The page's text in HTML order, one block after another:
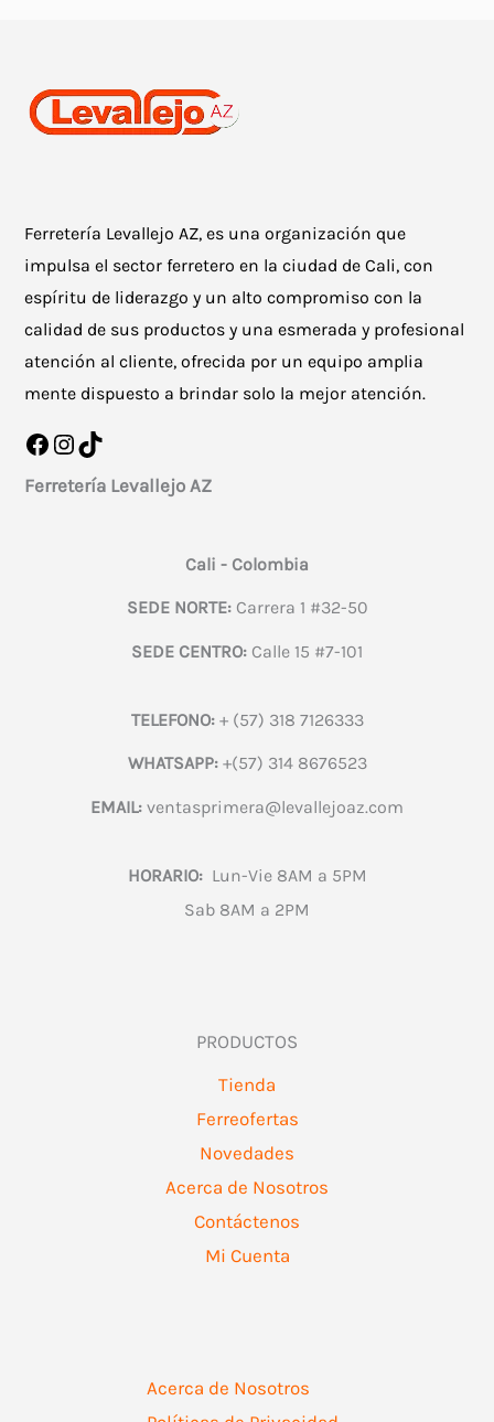
Ferretería Levallejo AZ, es una organización que
impulsa el sector ferretero en la ciudad de Cali, con
espíritu de liderazgo y un alto compromiso con la
calidad de sus productos y una esmerada y profesional
atención al cliente, ofrecida por un equipo amplia
mente dispuesto a brindar solo la mejor atención.
Facebook
Instagram
TikTok
Ferretería Levallejo AZ
Cali - Colombia
SEDE NORTE:Carrera 1 #32-50
SEDE CENTRO: Calle 15 #7-101
TELEFONO:+ (57) 318 7126333
WHATSAPP:+(57) 314 8676523
EMAIL: ventasprimera@levallejoaz.com
HORARIO:Lun-Vie 8AM a 5PM
Sab 8AM a 2PM
PRODUCTOS
Tienda
Ferreofertas
Novedades
Acerca de Nosotros
Contáctenos
Mi Cuenta
Acerca de Nosotros